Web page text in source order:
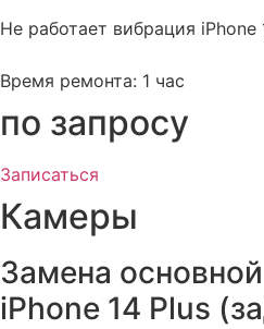
Не работает вибрация iPhone
Время ремонта: 1 час
по запросу
Записаться
Камеры
Замена
iPhone 14 Plus